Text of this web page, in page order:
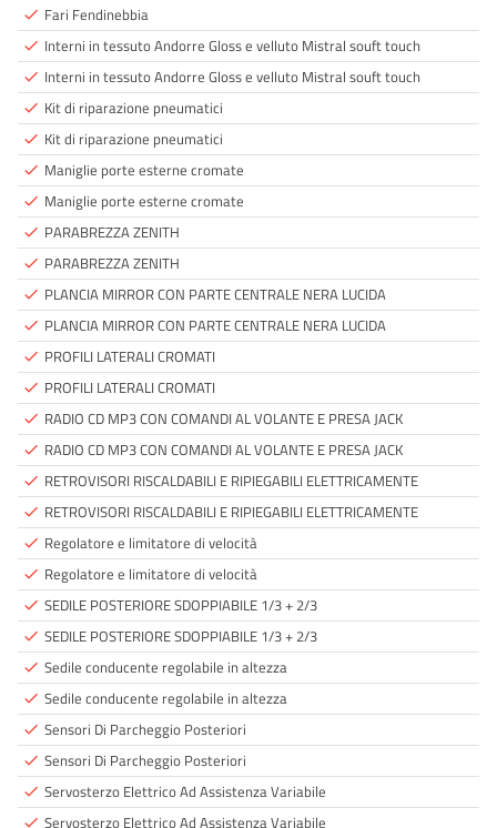
done Fari Fendinebbia
done Interni in tessuto Andorre Gloss e velluto Mistral souft touch
done Interni in tessuto Andorre Gloss e velluto Mistral souft touch
done Kit di riparazione pneumatici
done Kit di riparazione pneumatici
done Maniglie porte esterne cromate
done Maniglie porte esterne cromate
done PARABREZZA ZENITH
done PARABREZZA ZENITH
done PLANCIA MIRROR CON PARTE CENTRALE NERA LUCIDA
done PLANCIA MIRROR CON PARTE CENTRALE NERA LUCIDA
done PROFILI LATERALI CROMATI
done PROFILI LATERALI CROMATI
done RADIO CD MP3 CON COMANDI AL VOLANTE E PRESA JACK
done RADIO CD MP3 CON COMANDI AL VOLANTE E PRESA JACK
done RETROVISORI RISCALDABILI E RIPIEGABILI ELETTRICAMENTE
done RETROVISORI RISCALDABILI E RIPIEGABILI ELETTRICAMENTE
done Regolatore e limitatore di velocità
done Regolatore e limitatore di velocità
done SEDILE POSTERIORE SDOPPIABILE 1/3 + 2/3
done SEDILE POSTERIORE SDOPPIABILE 1/3 + 2/3
done Sedile conducente regolabile in altezza
done Sedile conducente regolabile in altezza
done Sensori Di Parcheggio Posteriori
done Sensori Di Parcheggio Posteriori
done Servosterzo Elettrico Ad Assistenza Variabile
done Servosterzo Elettrico Ad Assistenza Variabile